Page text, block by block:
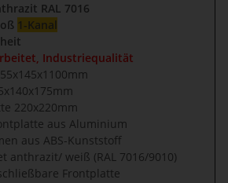
RAL 7016
1-Kanal
Industriequalität
220x220mm
aus Aluminium
aus ABS-Kunststoff
anthrazit/ weiß (RAL 7016/9010)
Frontplatte